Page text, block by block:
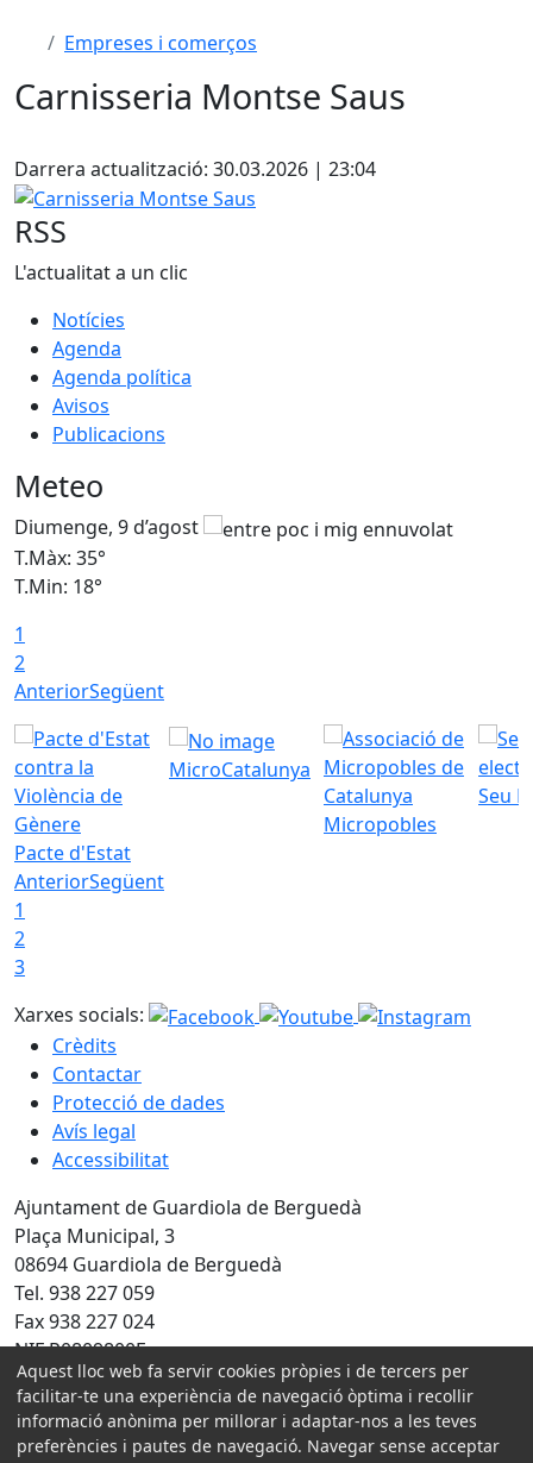
Empreses i comerços
Carnisseria Montse Saus
Darrera actualització: 30.03.2026 | 23:04
Carnisseria Montse Saus
RSS
L'actualitat a un clic
Notícies
Agenda
Agenda política
Avisos
Publicacions
Meteo
Diumenge, 9 d’agost
T.Màx: 35°
T.Min: 18°
1
2
AnteriorSegüent
Pacte d'Estat
MicroCatalunya
Micropobles
Seu
AnteriorSegüent
1
2
3
Xarxes socials:
Crèdits
Contactar
Protecció de dades
Avís legal
Accessibilitat
Ajuntament de Guardiola de Berguedà
Plaça Municipal, 3
08694 Guardiola de Berguedà
Tel. 938 227 059
Fax 938 227 024
NIF P0809800F
Amb la col·laboració de:
Aquest lloc web fa servir cookies pròpies i de tercers per
facilitar-te una experiència de navegació òptima i recollir
informació anònima per millorar i adaptar-nos a les teves
preferències i pautes de navegació. Navegar sense acceptar